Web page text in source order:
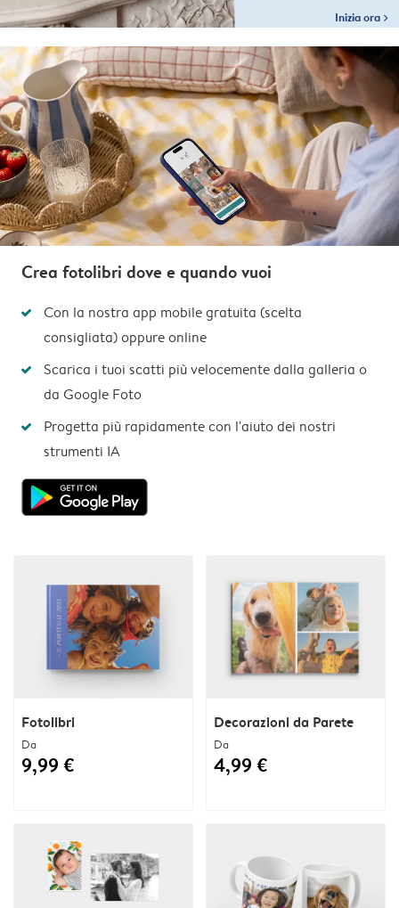
Inizia ora
Crea fotolibri dove e quando vuoi
Con la nostra app mobile gratuita (scelta
consigliata) oppure online
Scarica i tuoi scatti più velocemente dalla galleria o
da Google Foto
Progetta più rapidamente con l'aiuto dei nostri
strumenti IA
Fotolibri
Da
9,99 €
Decorazioni da Parete
Da
4,99 €